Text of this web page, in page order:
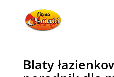
Blaty